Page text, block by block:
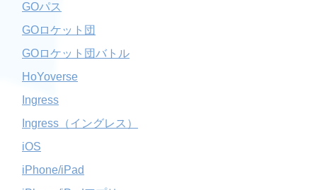
GOパス
GOロケット団
GOロケット団バトル
HoYoverse
Ingress
Ingress（イングレス）
iOS
iPhone/iPad